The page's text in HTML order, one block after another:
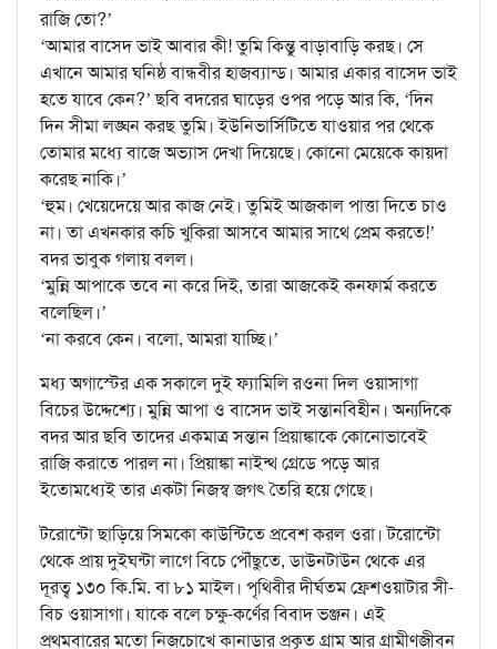
রাজি তো?’
‘আমার বাসেদ ভাই আবার কী! তুমি কিন্তু বাড়াবাড়ি করছ। সে
এখানে আমার ঘনিষ্ঠ বান্ধবীর হাজব্যান্ড। আমার একার বাসেদ ভাই
হতে যাবে কেন?’ ছবি বদরের ঘাড়ের ওপর পড়ে আর কি, ‘দিন
দিন সীমা লঙ্ঘন করছ তুমি। ইউনিভার্সিটিতে যাওয়ার পর থেকে
তোমার মধ্যে বাজে অভ্যাস দেখা দিয়েছে। কোনো মেয়েকে কায়দা
করেছ নাকি।’
‘হুম। খেয়েদেয়ে আর কাজ নেই। তুমিই আজকাল পাত্তা দিতে চাও
না। তা এখনকার কচি খুকিরা আসবে আমার সাথে প্রেম করতে!’
বদর ভাবুক গলায় বলল।
‘মুন্নি আপাকে তবে না করে দিই, তারা আজকেই কনফার্ম করতে
বলেছিল।’
‘না করবে কেন। বলো, আমরা যাচ্ছি।’
মধ্য অগাস্টের এক সকালে দুই ফ্যামিলি রওনা দিল ওয়াসাগা
বিচের উদ্দেশ্যে। মুন্নি আপা ও বাসেদ ভাই সন্তানবিহীন। অন্যদিকে
বদর আর ছবি তাদের একমাত্র সন্তান প্রিয়াঙ্কাকে কোনোভাবেই
রাজি করাতে পারল না। প্রিয়াঙ্কা নাইন্থ গ্রেডে পড়ে আর
ইতোমধ্যেই তার একটা নিজস্ব জগৎ তৈরি হয়ে গেছে।
টরোন্টো ছাড়িয়ে সিমকো কাউন্টিতে প্রবেশ করল ওরা। টরোন্টো
থেকে প্রায় দুইঘন্টা লাগে বিচে পৌঁছুতে, ডাউনটাউন থেকে এর
দূরত্ব ১৩০ কি.মি. বা ৮১ মাইল। পৃথিবীর দীর্ঘতম ফ্রেশওয়াটার সী-
বিচ ওয়াসাগা। যাকে বলে চক্ষু-কর্ণের বিবাদ ভঞ্জন। এই
প্রথমবারের মতো নিজচোখে কানাডার প্রকৃত গ্রাম আর গ্রামীণজীবন